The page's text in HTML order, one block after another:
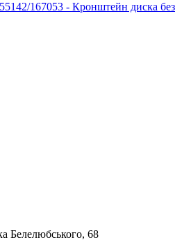
167053 - Кронштейн диска без
Белелюбського, 68